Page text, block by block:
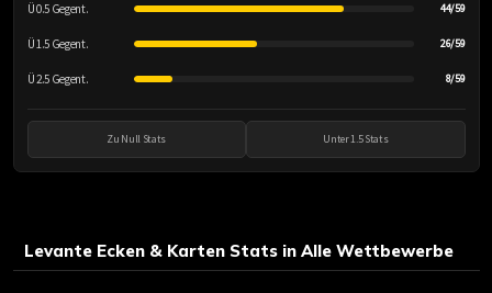
Ü 0.5 Gegent. 44/59
Ü 1.5 Gegent. 26/59
Ü 2.5 Gegent. 8/59
Zu Null Stats Unter 1.5 Stats
Levante Ecken & Karten Stats in Alle Wettbewerbe